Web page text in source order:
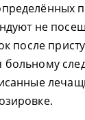
не
после